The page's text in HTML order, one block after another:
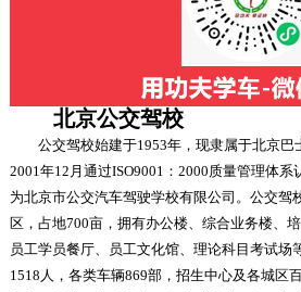
北京公交驾校
公交驾校始建于1953年，现隶属于北京巴
2001年12月通过ISO9001：2000质量管理体系
为北京市公交汽车驾驶学校有限公司。公交驾
区，占地700亩，拥有办公楼、综合业务楼、
员工学员餐厅、员工文化馆、理论科目考试场
1518人，各类车辆869部，招生中心及各城区